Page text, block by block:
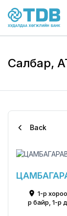
Skip to main
Салбар,
Back
1-р
р байр, 1-р